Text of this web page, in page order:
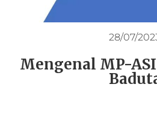
28/07/
Mengenal MP-